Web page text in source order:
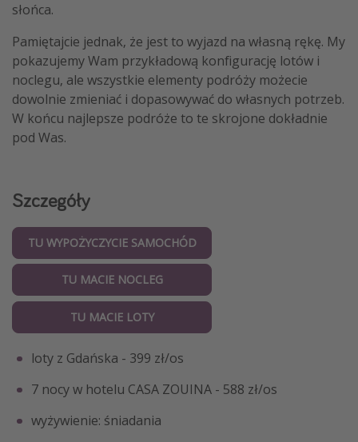
słońca.
Pamiętajcie jednak, że jest to wyjazd na własną rękę. My
pokazujemy Wam przykładową konfigurację lotów i
noclegu, ale wszystkie elementy podróży możecie
dowolnie zmieniać i dopasowywać do własnych potrzeb.
W końcu najlepsze podróże to te skrojone dokładnie
pod Was.
Szczegóły
TU WYPOŻYCZYCIE SAMOCHÓD
TU MACIE NOCLEG
TU MACIE LOTY
loty z Gdańska - 399 zł/os
7 nocy w hotelu CASA ZOUINA - 588 zł/os
wyżywienie: śniadania